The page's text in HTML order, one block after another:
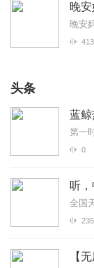
晚
晚安
413
头条
蓝
第一
0
听
全国
【